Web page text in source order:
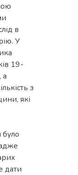
в
У
19-
а
з
які
було
дати